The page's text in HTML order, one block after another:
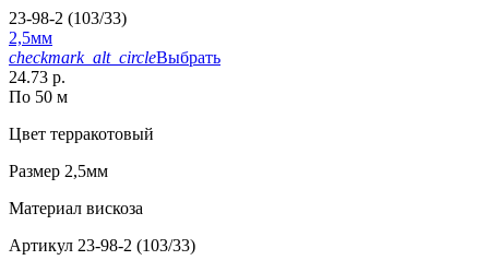
23-98-2 (103/33)
2,5мм
checkmark_alt_circleВыбрать
24.73 р.
По 50 м
Цвет терракотовый
Размер 2,5мм
Материал вискоза
Артикул 23-98-2 (103/33)